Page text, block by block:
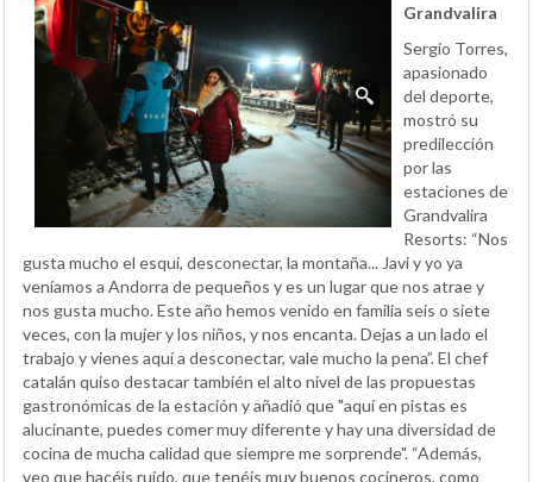
Grandvalira
Sergio Torres,
apasionado
del deporte,
mostró su
predilección
por las
estaciones de
Grandvalira
Resorts: “Nos
gusta mucho el esquí, desconectar, la montaña... Javi y yo ya
veníamos a Andorra de pequeños y es un lugar que nos atrae y
nos gusta mucho. Este año hemos venido en familia seis o siete
veces, con la mujer y los niños, y nos encanta. Dejas a un lado el
trabajo y vienes aquí a desconectar, vale mucho la pena”. El chef
catalán quiso destacar también el alto nivel de las propuestas
gastronómicas de la estación y añadió que "aquí en pistas es
alucinante, puedes comer muy diferente y hay una diversidad de
cocina de mucha calidad que siempre me sorprende". “Además,
veo que hacéis ruido, que tenéis muy buenos cocineros, como